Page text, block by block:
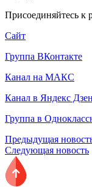
Присоединяйтесь к
Сайт
Группа ВКонтакте
Канал на МАКС
Канал в Яндекс Дзен
Группа в
Предыдущая
Следующая новость